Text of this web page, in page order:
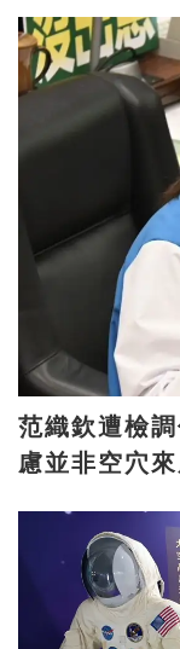
范織欽遭檢
慮並非空穴